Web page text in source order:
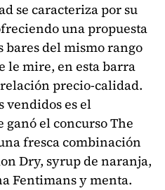
se caracteriza por su
una propuesta
bares del mismo rango
le mire, en esta barra
precio-calidad.
vendidos es el
ganó el concurso The
fresca combinación
Dry, syrup de naranja,
Fentimans y menta.